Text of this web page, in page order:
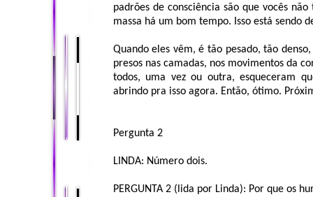
padrões de consciência são que vocês
massa há um bom tempo. Isso está sendo
Quando eles vêm, é tão pesado, tão
presos nas camadas, nos movimentos da
todos, uma vez ou outra, esqueceram
abrindo pra isso agora. Então, ótimo.
Pergunta 2
LINDA: Número dois.
PERGUNTA 2 (lida por Linda): Por que os